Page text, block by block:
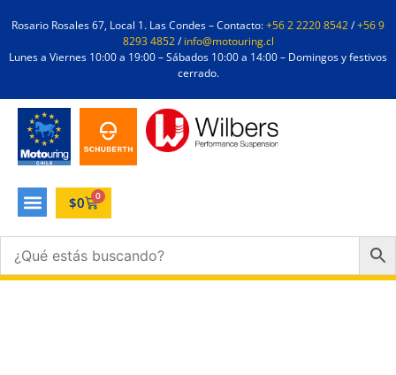
Rosario Rosales 67, Local 1. Las Condes – Contacto:+56 2 2220 8542/+56 9
8293 4852/info@motouring.cl
Lunes a Viernes 10:00 a 19:00 – Sábados 10:00 a 14:00 – Domingos y festivos
cerrado.
$0 0